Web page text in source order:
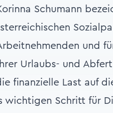
Schumann
und
Urlaubs- und
finanzielle Last auf
wichtigen Schritt für